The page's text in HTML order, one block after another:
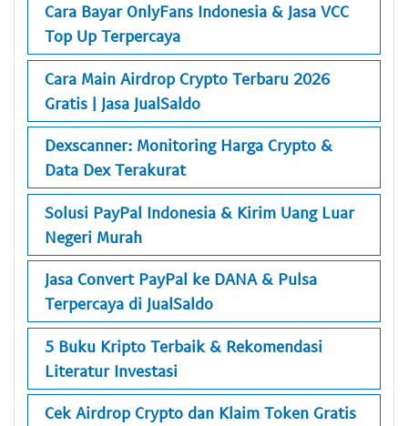
Cara Bayar OnlyFans Indonesia & Jasa VCC
Top Up Terpercaya
Cara Main Airdrop Crypto Terbaru 2026
Gratis | Jasa JualSaldo
Dexscanner: Monitoring Harga Crypto &
Data Dex Terakurat
Solusi PayPal Indonesia & Kirim Uang Luar
Negeri Murah
Jasa Convert PayPal ke DANA & Pulsa
Terpercaya di JualSaldo
5 Buku Kripto Terbaik & Rekomendasi
Literatur Investasi
Cek Airdrop Crypto dan Klaim Token Gratis